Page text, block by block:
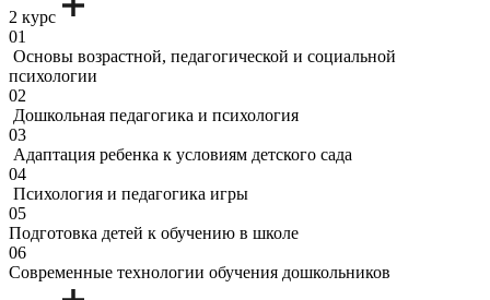
2 курс
01
Основы возрастной, педагогической и социальной
психологии
02
Дошкольная педагогика и психология
03
Адаптация ребенка к условиям детского сада
04
Психология и педагогика игры
05
Подготовка детей к обучению в школе
06
Современные технологии обучения дошкольников